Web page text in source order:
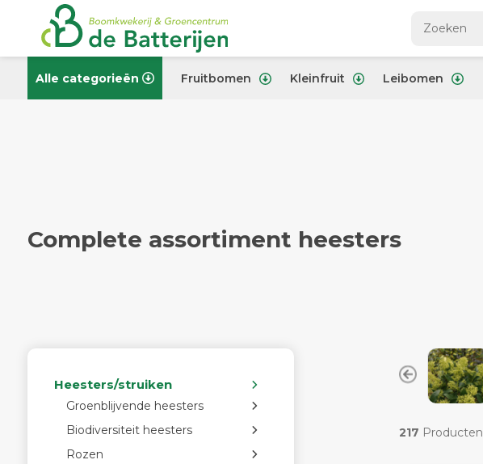
Alle categorieën Fruitbomen Kleinfruit Leibomen
Complete assortiment heesters
Heesters/struiken
Groenblijvende heesters
Biodiversiteit heesters
Rozen
217 Producten